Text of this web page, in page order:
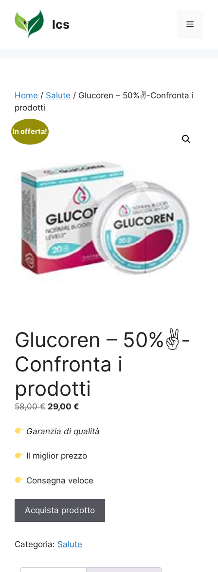
contenuto
Ics Menu
Home / Salute / Glucoren – 50%✌️-Confronta i
prodotti
In offerta!
Glucoren – 50%✌️-
Confronta i
prodotti
58,00€ Il
originale
58,00 €.
29,00 €
attuale
29,00 €.
Garanzia di qualità
Il miglior prezzo
Consegna veloce
Acquista prodotto
Categoria: Salute